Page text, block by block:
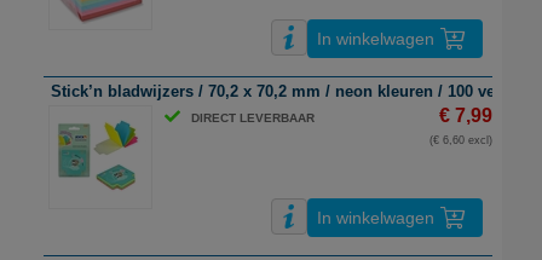
In winkelwagen
Stick’n bladwijzers / 70,2 x 70,2 mm / neon kleuren / 100 vel
DIRECT LEVERBAAR € 7,99
(€ 6,60 excl)
In winkelwagen